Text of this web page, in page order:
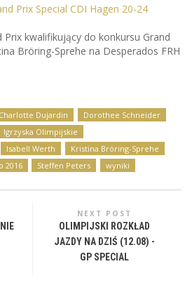
Prix Special CDI Hagen 20-24
Prix kwalifikujący do konkursu Grand
Bröring-Sprehe na Desperados FRH
Charlotte Dujardin
Dorothee Schneider
Igrzyska Olimpijskie
Isabell Werth
Kristina Bröring-Sprehe
2016 Steffen Peters wyniki
NEXT POST
OLIMPIJSKI ROZKŁAD
JAZDY NA DZIŚ (12.08) -
GP SPECIAL